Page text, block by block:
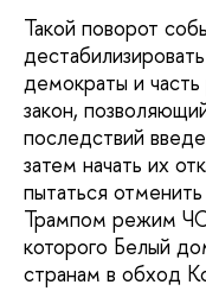
Такой поворот
демократы и
закон,
последствий
затем начать их
пытаться
Трампом режим ЧС
которого Белый
странам в обход